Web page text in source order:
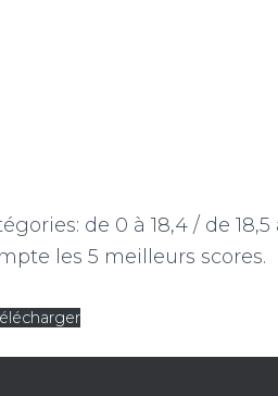
de 0 à 18,4 / de 18,5
les 5 meilleurs scores.